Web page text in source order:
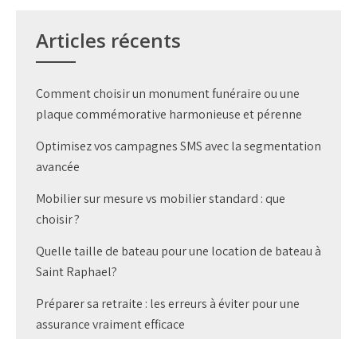
Articles récents
Comment choisir un monument funéraire ou une
plaque commémorative harmonieuse et pérenne
Optimisez vos campagnes SMS avec la segmentation
avancée
Mobilier sur mesure vs mobilier standard : que
choisir ?
Quelle taille de bateau pour une location de bateau à
Saint Raphael?
Préparer sa retraite : les erreurs à éviter pour une
assurance vraiment efficace